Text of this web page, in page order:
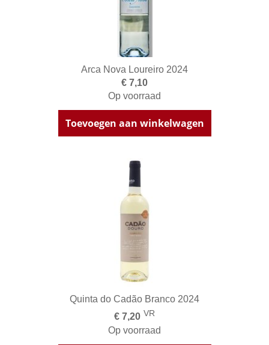
Arca Nova Loureiro 2024
€ 7,10
Op voorraad
Toevoegen aan winkelwagen
Quinta do Cadão Branco 2024
€ 7,20 VR
Op voorraad